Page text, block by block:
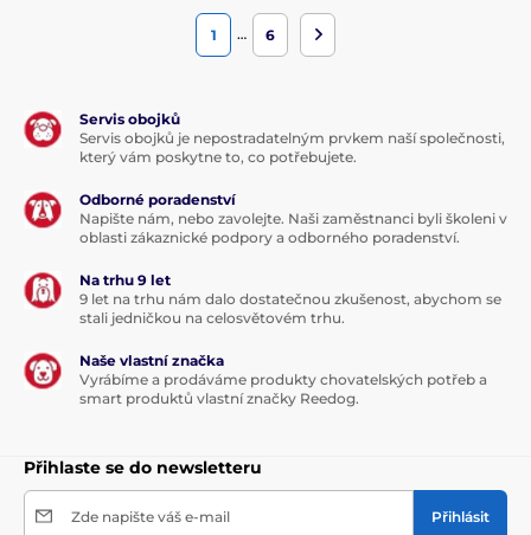
1 … 6
Servis obojků
Servis obojků je nepostradatelným prvkem naší společnosti,
který vám poskytne to, co potřebujete.
Odborné poradenství
Napište nám, nebo zavolejte. Naši zaměstnanci byli školeni v
oblasti zákaznické podpory a odborného poradenství.
Na trhu 9 let
9 let na trhu nám dalo dostatečnou zkušenost, abychom se
stali jedničkou na celosvětovém trhu.
Naše vlastní značka
Vyrábíme a prodáváme produkty chovatelských potřeb a
smart produktů vlastní značky Reedog.
Přihlaste se do newsletteru
Zde napište váš e-mail Přihlásit